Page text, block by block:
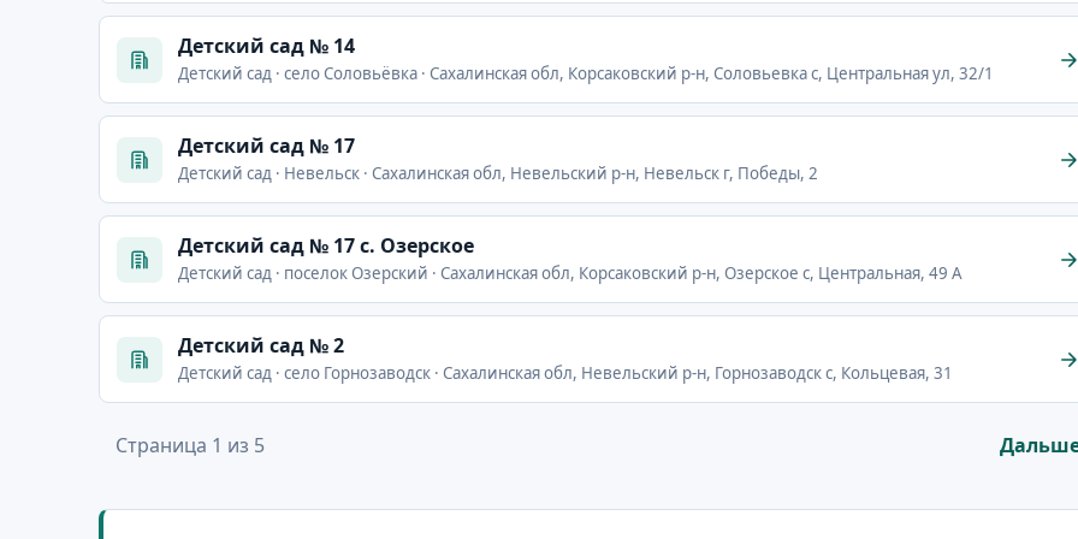
Детский сад № 14
Детский сад · село Соловьёвка · Сахалинская обл, Корсаковский р-н, Соловьевка с, Центральная ул, 32/1
Детский сад № 17
Детский сад · Невельск · Сахалинская обл, Невельский р-н, Невельск г, Победы, 2
Детский сад № 17 с. Озерское
Детский сад · поселок Озерский · Сахалинская обл, Корсаковский р-н, Озерское с, Центральная, 49 А
Детский сад № 2
Детский сад · село Горнозаводск · Сахалинская обл, Невельский р-н, Горнозаводск с, Кольцевая, 31
Страница 1 из 5